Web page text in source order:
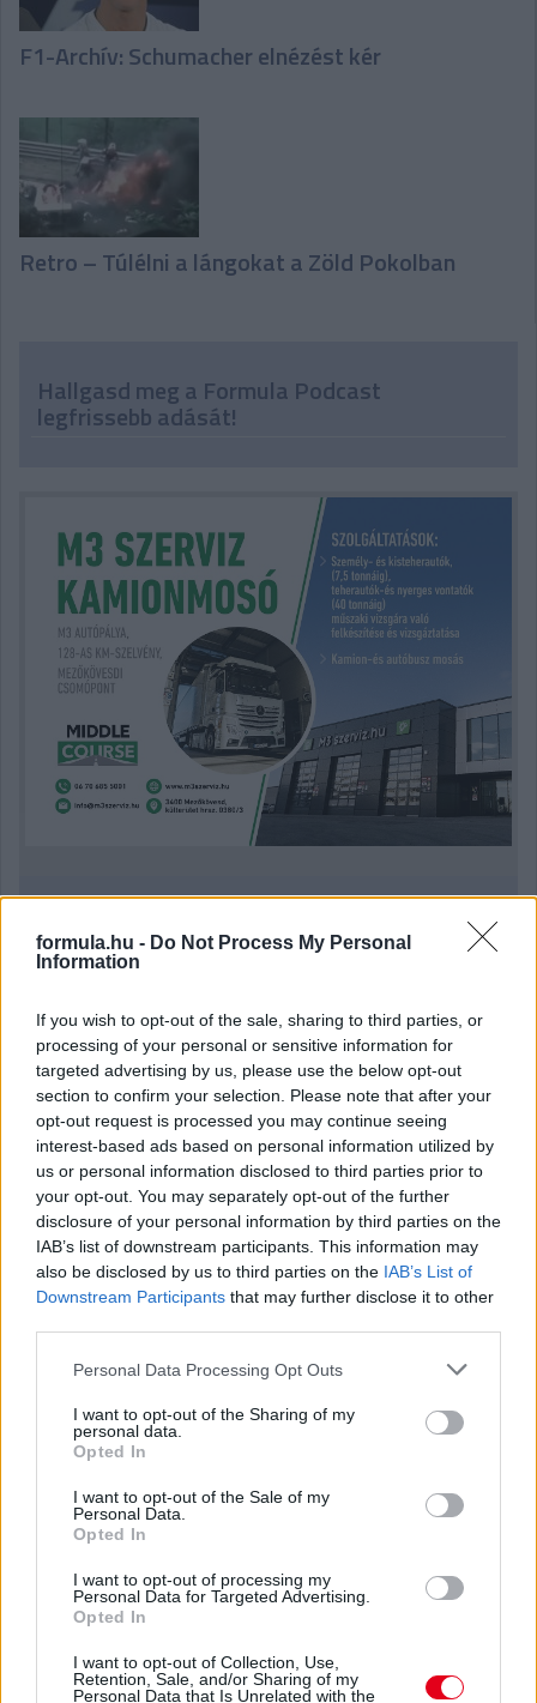
formula.hu - Do Not Process My Personal
Information
If you wish to opt-out of the sale, sharing to third parties, or
processing of your personal or sensitive information for
targeted advertising by us, please use the below opt-out
section to confirm your selection. Please note that after your
opt-out request is processed you may continue seeing
interest-based ads based on personal information utilized by
us or personal information disclosed to third parties prior to
your opt-out. You may separately opt-out of the further
disclosure of your personal information by third parties on the
IAB’s list of downstream participants. This information may
also be disclosed by us to third parties on the IAB’s List of
Downstream Participants that may further disclose it to other
Please note that this website/app uses one or more Google
not limited to your visit or usage behaviour. You may click to
grant or deny consent to Google and its third-party tags to
use your data for below specified purposes in below Google
consent section.
Personal Data Processing Opt Outs
I want to opt-out of the Sharing of my
personal data.
Opted In
I want to opt-out of the Sale of my
Personal Data.
Opted In
I want to opt-out of processing my
Personal Data for Targeted Advertising.
Opted In
I want to opt-out of Collection, Use,
Retention, Sale, and/or Sharing of my
Personal Data that Is Unrelated with the
F1-Archív: Schumacher elnézést kér
Retro – Túlélni a lángokat a Zöld Pokolban
Hallgasd meg a Formula Podcast
legfrissebb adását!
Parc Fermé
2 órája
„Jó látni, hogy közel az álom” – Camara az F1-es
pletykákról
15 órája
MotoGP: Bezzecchi közel egy másodpercet javított a